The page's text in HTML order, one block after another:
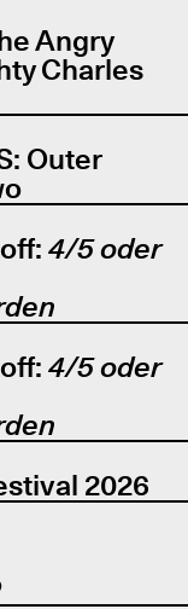
Angry
Charles
Outer
4/5 oder
4/5 oder
2026